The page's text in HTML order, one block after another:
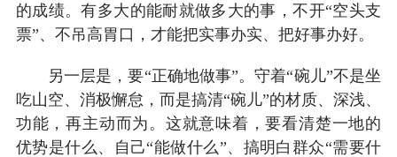
的成绩。有多大的能耐就做多大的事，不开“空头支
票”、不吊高胃口，才能把实事办实、把好事办好。
另一层是，要“正确地做事”。守着“碗儿”不是坐
吃山空、消极懈怠，而是搞清“碗儿”的材质、深浅、
功能，再主动而为。这就意味着，要看清楚一地的
优势是什么、自己“能做什么”、搞明白群众“需要什